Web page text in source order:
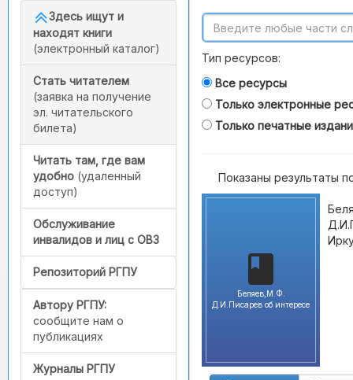
Здесь ищут и
находят книги
(электронный каталог)
Стать читателем
(заявка на получение
эл. читательского
билета)
Читать там, где вам
удобно (удаленный
доступ)
Обслуживание
инвалидов и лиц с ОВЗ
Репозиторий РГПУ
Автору РГПУ:
сообщите нам о
публикациях
Журналы РГПУ
Тип ресурсов:
Все ресурсы
Только электронные
Только печатные
Показаны результаты
Беляев,М.Ф.
Д.И.Писарев об интересе